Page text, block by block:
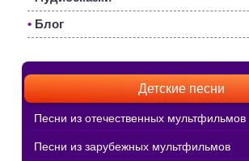
• Блог
Детские песни
Песни из отечественных мультфильмов
Песни из зарубежных мультфильмов